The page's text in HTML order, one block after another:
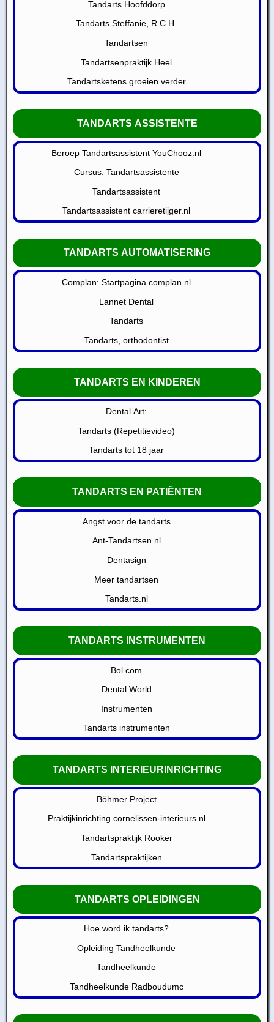
Tandarts Hoofddorp
Tandarts Steffanie, R.C.H.
Tandartsen
Tandartsenpraktijk Heel
Tandartsketens groeien verder
TANDARTS ASSISTENTE
Beroep Tandartsassistent YouChooz.nl
Cursus: Tandartsassistente
Tandartsassistent
Tandartsassistent carrieretijger.nl
TANDARTS AUTOMATISERING
Complan: Startpagina complan.nl
Lannet Dental
Tandarts
Tandarts, orthodontist
TANDARTS EN KINDEREN
Dental Art:
Tandarts (Repetitievideo)
Tandarts tot 18 jaar
TANDARTS EN PATIËNTEN
Angst voor de tandarts
Ant-Tandartsen.nl
Dentasign
Meer tandartsen
Tandarts.nl
TANDARTS INSTRUMENTEN
Bol.com
Dental World
Instrumenten
Tandarts instrumenten
TANDARTS INTERIEURINRICHTING
Böhmer Project
Praktijkinrichting cornelissen-interieurs.nl
Tandartspraktijk Rooker
Tandartspraktijken
TANDARTS OPLEIDINGEN
Hoe word ik tandarts?
Opleiding Tandheelkunde
Tandheelkunde
Tandheelkunde Radboudumc